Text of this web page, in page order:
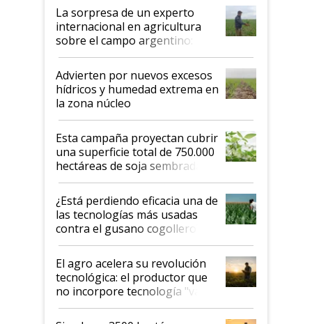
La sorpresa de un experto
internacional en agricultura
sobre el campo argentino:
"Estoy muy impresionado"
Advierten por nuevos excesos
hídricos y humedad extrema en
la zona núcleo
Esta campaña proyectan cubrir
una superficie total de 750.000
hectáreas de soja sembradas
con una nueva generación de
variedades que marcan un
salto tecnológico en genética y
rendimiento
¿Está perdiendo eficacia una de
las tecnologías más usadas
contra el gusano cogollero? El
desafío de una tecnología clave
El agro acelera su revolución
tecnológica: el productor que
no incorpore tecnología "va a
perder el tren"